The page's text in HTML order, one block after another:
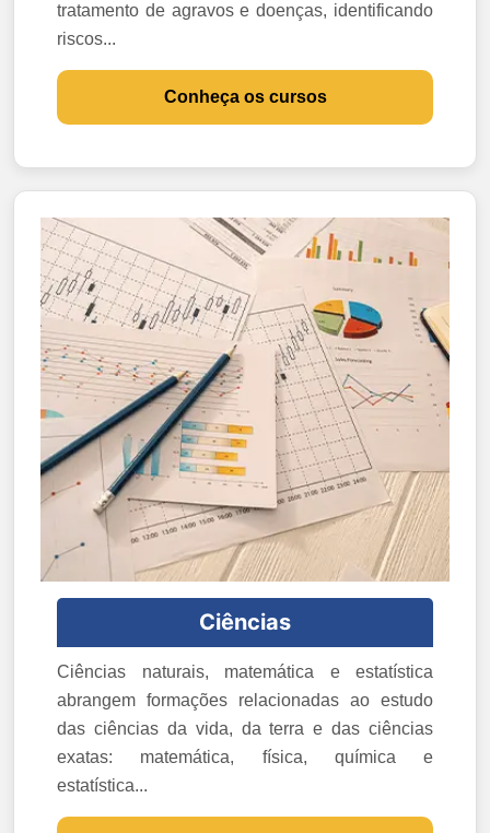
tratamento de agravos e doenças, identificando
riscos...
Conheça os cursos
Ciências
Ciências naturais, matemática e estatística
abrangem formações relacionadas ao estudo
das ciências da vida, da terra e das ciências
exatas: matemática, física, química e
estatística...